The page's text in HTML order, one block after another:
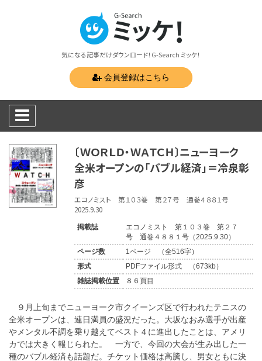
気になる記事だけダウンロード！G-Search ミッケ！
会員登録はこちら
〔ＷＯＲＬＤ・ＷＡＴＣＨ〕ニューヨーク
全米オープンの「バブル経済」＝冷泉彰
彦
エコノミスト 第１０３巻 第２７号 通巻４８８１号
2025.9.30
掲載誌
エコノミスト 第１０３巻 第２７
号 通巻４８８１号（2025.9.30）
ページ数
1ページ （全516字）
形式
PDFファイル形式 （673kb）
雑誌掲載位置
８６頁目
９月上旬までニューヨーク市クイーンズ区で行われたテニスの
全米オープンは、連日満員の盛況だった。大坂なおみ選手が出産
やメンタル不調を乗り越えてベスト４に進出したことは、アメリ
カでは大きく報じられた。 一方で、今回の大会が生み出した一
種のバブル経済も話題だ。チケット価格は高騰し、男女ともに決